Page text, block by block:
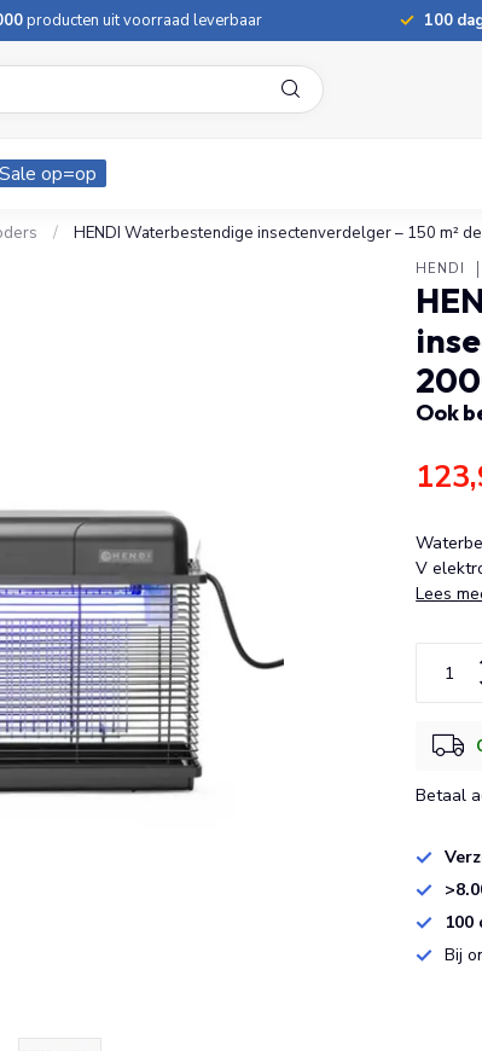
producten uit voorraad leverbaar 100
Sale op=op
/ HENDI Waterbestendige insectenverdelger – 150 m²
HENDI
Ook
V
Lees
Betaal
Bij